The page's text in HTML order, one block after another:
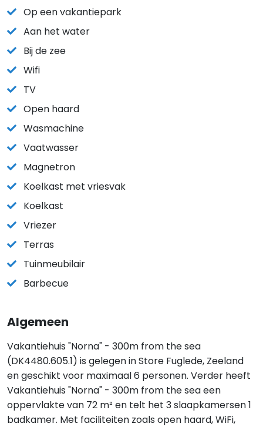
Op een vakantiepark
Aan het water
Bij de zee
Wifi
TV
Open haard
Wasmachine
Vaatwasser
Magnetron
Koelkast met vriesvak
Koelkast
Vriezer
Terras
Tuinmeubilair
Barbecue
Algemeen
Vakantiehuis "Norna" - 300m from the sea
(DK4480.605.1) is gelegen in Store Fuglede, Zeeland
en geschikt voor maximaal 6 personen. Verder heeft
Vakantiehuis "Norna" - 300m from the sea een
oppervlakte van 72 m² en telt het 3 slaapkamersen 1
badkamer. Met faciliteiten zoals open haard, WiFi,